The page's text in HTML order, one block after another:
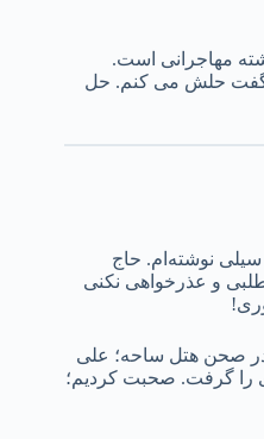
مهاجرانی است.
گفت حلش می کنم. حل
نوشته‌ام. حاج
و عذرخواهی نکنی
در صحن هتل ساحه؛ علی
گرفت. صحبت کردیم؛